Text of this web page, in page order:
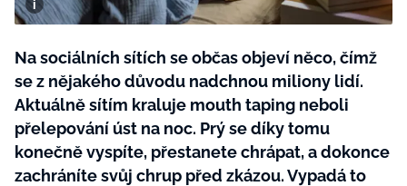
SADA PRODUKTŮ MANA (10 ks)
Na sociálních sítích se občas objeví něco, čímž
se z nějakého důvodu nadchnou miliony lidí.
Aktuálně sítím kraluje mouth taping neboli
přelepování úst na noc. Prý se díky tomu
konečně vyspíte, přestanete chrápat, a dokonce
zachráníte svůj chrup před zkázou. Vypadá to